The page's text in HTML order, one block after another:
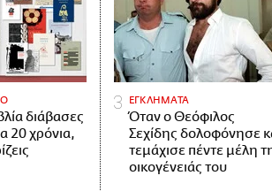
διάβασες
20 χρόνια,
ΕΓΚΛΗΜΑΤΑ
Όταν ο Θεόφιλος
Σεχίδης δολοφόνησε
τεμάχισε πέντε μέλη
οικογένειάς του